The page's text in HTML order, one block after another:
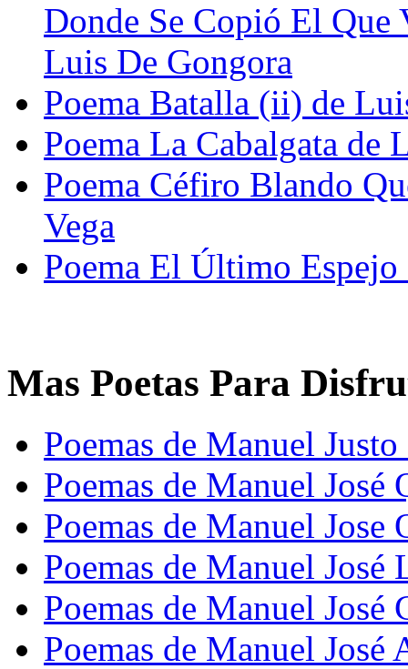
Donde Se Copió El
Luis De Gongora
Poema Batalla (ii) de
Poema La Cabalgata de
Poema Céfiro Blando
Vega
Poema El Último
Mas Poetas Para
Poemas de Manuel
Poemas de Manuel José
Poemas de Manuel Jose
Poemas de Manuel José
Poemas de Manuel José
Poemas de Manuel José